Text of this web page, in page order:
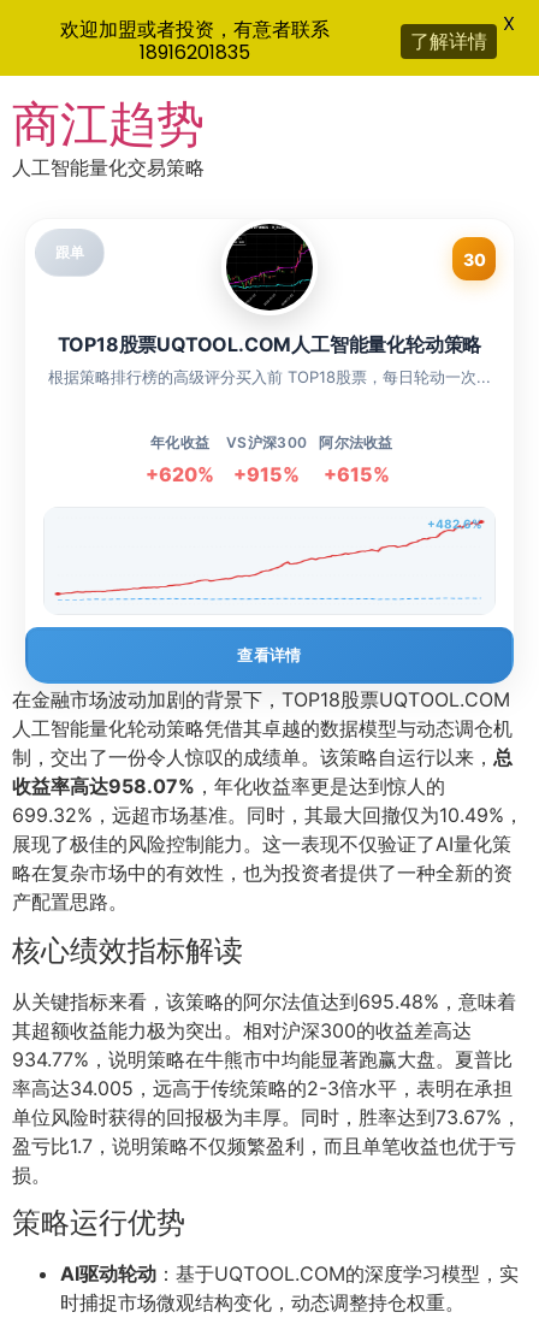
to
content
商江趋势
人工智能量化交易策略
跟单 30
TOP18股票UQTOOL.COM人工智能量化轮动策略
根据策略排行榜的高级评分买入前 TOP18股票，每日轮动一次...
年化收益
+620%
VS沪深300
+915%
阿尔法收益
+615%
+482.6%
查看详情
在金融市场波动加剧的背景下，TOP18股票UQTOOL.COM
人工智能量化轮动策略凭借其卓越的数据模型与动态调仓机
制，交出了一份令人惊叹的成绩单。该策略自运行以来， 总
收益率高达958.07% ，年化收益率更是达到惊人的
699.32%，远超市场基准。同时，其最大回撤仅为10.49%，
展现了极佳的风险控制能力。这一表现不仅验证了AI量化策
略在复杂市场中的有效性，也为投资者提供了一种全新的资
产配置思路。
核心绩效指标解读
从关键指标来看，该策略的阿尔法值达到695.48%，意味着
其超额收益能力极为突出。相对沪深300的收益差高达
934.77%，说明策略在牛熊市中均能显著跑赢大盘。夏普比
率高达34.005，远高于传统策略的2-3倍水平，表明在承担
单位风险时获得的回报极为丰厚。同时，胜率达到73.67%，
盈亏比1.7，说明策略不仅频繁盈利，而且单笔收益也优于亏
损。
策略运行优势
AI驱动轮动 ：基于UQTOOL.COM的深度学习模型，实
时捕捉市场微观结构变化，动态调整持仓权重。
欢迎加盟或者投资，有意者联系
18916201835
了解详情
X